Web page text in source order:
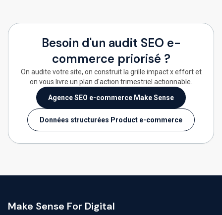
Besoin d'un audit SEO e-
commerce priorisé ?
On audite votre site, on construit la grille impact x effort et
on vous livre un plan d'action trimestriel actionnable.
Agence SEO e-commerce Make Sense
Données structurées Product e-commerce
Make Sense For Digital